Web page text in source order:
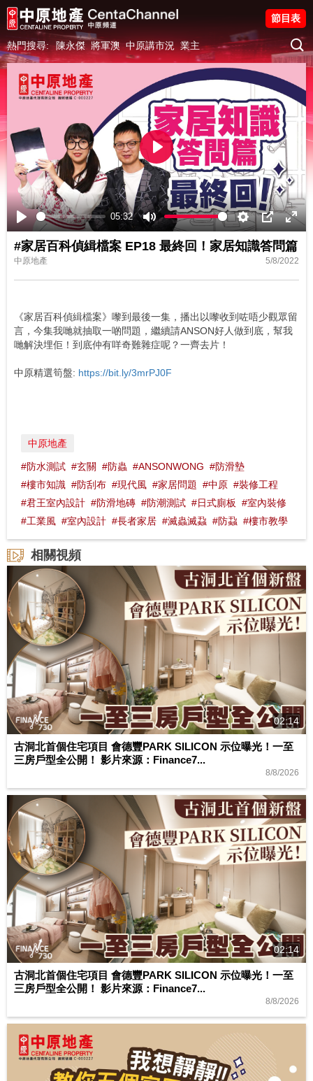
熱門搜尋: 陳永傑 將軍澳 中原講市況 業主
節目表
Play
05:32
Mute Settings
PIP
Play
#家居百科偵緝檔案 EP18 最終回！家居知識答問篇
中原地產 5/8/2022
《家居百科偵緝檔案》嚟到最後一集，播出以嚟收到咗唔少觀眾留
言，今集我哋就抽取一啲問題，繼續請ANSON好人做到底，幫我
哋解決埋佢！到底仲有咩奇難雜症呢？一齊去片！
中原精選筍盤: https://bit.ly/3mrPJ0F
中原地產
#防水測試 #玄關 #防蟲 #ANSONWONG #防滑墊
#樓市知識 #防刮布 #現代風 #家居問題 #中原 #裝修工程
#君王室內設計 #防滑地磚 #防潮測試 #日式廁板
#室內裝修
#工業風 #室內設計 #長者家居 #滅蟲滅蝨 #防蝨 #樓市教學
相關視頻
02:14
古洞北首個住宅項目 會德豐PARK SILICON 示位曝光！一至
三房戶型全公開！ 影片來源：Finance7...
8/8/2026
02:14
古洞北首個住宅項目 會德豐PARK SILICON 示位曝光！一至
三房戶型全公開！ 影片來源：Finance7...
8/8/2026